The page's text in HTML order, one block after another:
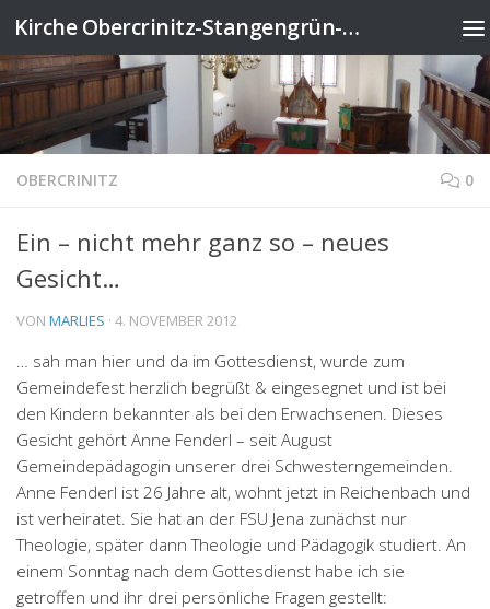
Zum Inhalt springen Kirche Obercrinitz-Stangengrün-Wildenau
OBERCRINITZ 0
Ein – nicht mehr ganz so – neues
Gesicht…
VON MARLIES · 4. NOVEMBER 2012
… sah man hier und da im Gottesdienst, wurde zum
Gemeindefest herzlich begrüßt & eingesegnet und ist bei
den Kindern bekannter als bei den Erwachsenen. Dieses
Gesicht gehört Anne Fenderl – seit August
Gemeindepädagogin unserer drei Schwesterngemeinden.
Anne Fenderl ist 26 Jahre alt, wohnt jetzt in Reichenbach und
ist verheiratet. Sie hat an der FSU Jena zunächst nur
Theologie, später dann Theologie und Pädagogik studiert. An
einem Sonntag nach dem Gottesdienst habe ich sie
getroffen und ihr drei persönliche Fragen gestellt: